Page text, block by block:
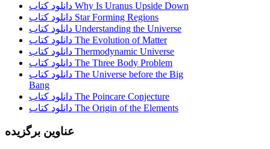
دانلود کتاب Why Is Uranus Upside Down
دانلود کتاب Star Forming Regions
دانلود کتاب Understanding the Universe
دانلود کتاب The Evolution of Matter
دانلود کتاب Thermodynamic Universe
دانلود کتاب The Three Body Problem
دانلود کتاب The Universe before the Big
Bang
دانلود کتاب The Poincare Conjecture
دانلود کتاب The Origin of the Elements
عناوین برگزیده